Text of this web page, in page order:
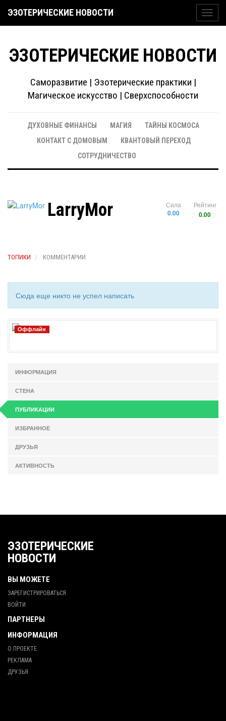
ЭЗОТЕРИЧЕСКИЕ НОВОСТИ
ЭЗОТЕРИЧЕСКИЕ НОВОСТИ
Саморазвитие | Эзотерические практики |
Магическое искусство | Сверхспособности
ДУХОВНЫЕ ФИНАНСЫ МАГИЯ
ТАЙНЫ КОСМОСА
КОНТАКТ С ДОМОВЫМ
КВАНТОВЫЙ ПЕРЕХОД
СОТРУДНИЧЕСТВО
Рейтинг
0.00
Сила
0.00
LarryMor
ТОПИКИ КОММЕНТАРИИ
Сюда еще никто не успел написать
Оффлайн
ИНФОРМАЦИЯ
СТЕНА
ПУБЛИКАЦИИ
ИЗБРАННОЕ
ДРУЗЬЯ
АКТИВНОСТЬ
ЭЗОТЕРИЧЕСКИЕ
НОВОСТИ
ВЫ МОЖЕТЕ
ЗАРЕГИСТРИРОВАТЬСЯ
ВОЙТИ
ПАРТНЕРЫ
ИНФОРМАЦИЯ
О ПРОЕКТЕ
РЕКЛАМА
ДРУЗЬЯ